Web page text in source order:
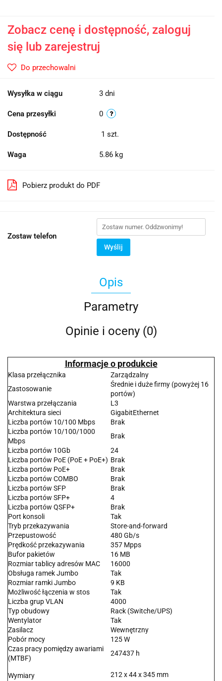
Zobacz cenę i dostępność, zaloguj
się lub zarejestruj
Do przechowalni
Wysyłka w ciągu 3 dni
Cena przesyłki 0
Dostępność 1 szt.
Waga 5.86 kg
Pobierz produkt do PDF
Zostaw telefon
Wyślij
Opis
Parametry
Opinie i oceny (0)
Informacje o produkcie
Klasa przełącznika
Zarządzalny
Zastosowanie
Średnie i duże firmy (powyżej 16
portów)
Warstwa przełączania
L3
Architektura sieci
GigabitEthernet
Liczba portów 10/100 Mbps
Brak
Liczba portów 10/100/1000
Mbps
Brak
Liczba portów 10Gb
24
Liczba portów PoE (PoE + PoE+) Brak
Liczba portów PoE+
Brak
Liczba portów COMBO
Brak
Liczba portów SFP
Brak
Liczba portów SFP+
4
Liczba portów QSFP+
Brak
Port konsoli
Tak
Tryb przekazywania
Store-and-forward
Przepustowość
480 Gb/s
Prędkość przekazywania
357 Mpps
Bufor pakietów
16 MB
Rozmiar tablicy adresów MAC
16000
Obsługa ramek Jumbo
Tak
Rozmiar ramki Jumbo
9 KB
Możliwość łączenia w stos
Tak
Liczba grup VLAN
4000
Typ obudowy
Rack (Switche/UPS)
Wentylator
Tak
Zasilacz
Wewnętrzny
Pobór mocy
125 W
Czas pracy pomiędzy awariami
(MTBF)
247437 h
Wymiary 212 x 44 x 345 mm